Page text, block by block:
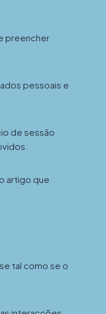
preencher
pessoais e
de sessão
artigo que
tal como se o